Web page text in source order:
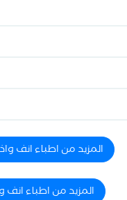
المزيد من اطباء
المزيد من اطباء